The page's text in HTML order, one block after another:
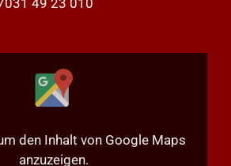
den Inhalt von Google Maps
anzuzeigen.